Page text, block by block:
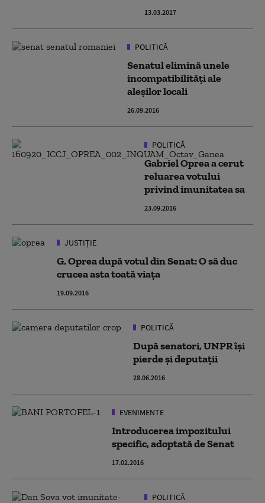
13.03.2017
POLITICĂ
Senatul elimină unele
incompatibilităţi ale
aleşilor locali
26.09.2016
POLITICĂ
Gabriel Oprea a cerut
reluarea votului
privind imunitatea sa
23.09.2016
JUSTIȚIE
G. Oprea după votul din Senat: O să duc
crucea asta toată viaţa
19.09.2016
POLITICĂ
După senatori, UNPR își
pierde și deputații
28.06.2016
EVENIMENTE
Introducerea impozitului
specific, adoptată de Senat
17.02.2016
POLITICĂ